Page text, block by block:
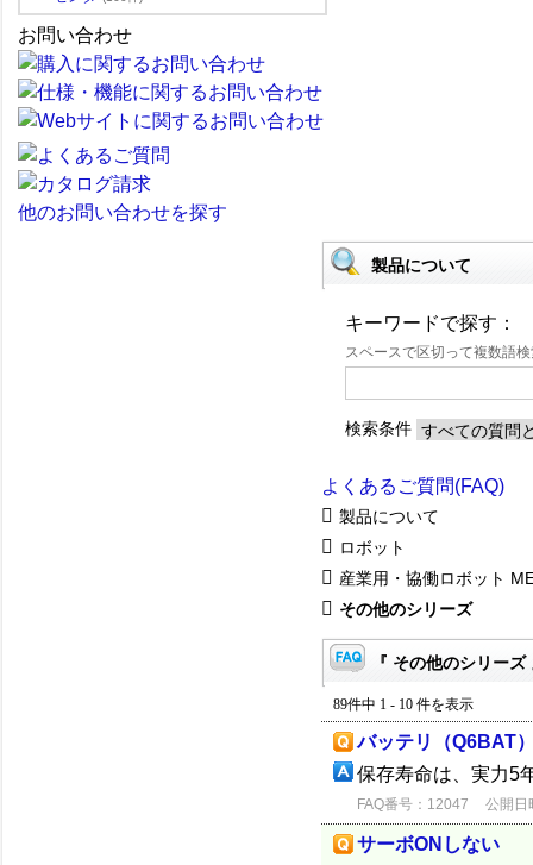
お問い合わせ
他のお問い合わせを探す
製品について
キーワードで探す：
スペースで区切って複数語
検索条件
よくあるご質問(FAQ)
製品について
ロボット
産業用・協働ロボット
その他のシリーズ
『 その他のシリー
89件中 1 - 10 件を表示
バッテリ（Q6BAT
保存寿命は、実力5
FAQ番号：12047 公開日
サーボONしない